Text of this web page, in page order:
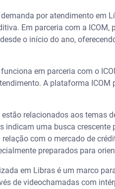
por atendimento em
Em parceria com a
o início do ano,
em parceria com o
A plataforma
relacionados aos temas
indicam uma busca
com o mercado de
preparados para
em Libras é um marco
de videochamadas com